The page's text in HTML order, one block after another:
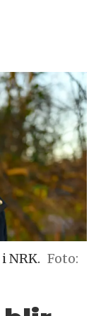
NRK. Foto: